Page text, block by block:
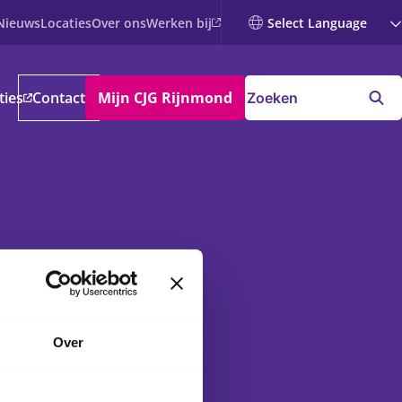
Over
LocatiesOver onsWerken bij
Contact Mijn CJG Rijnmond